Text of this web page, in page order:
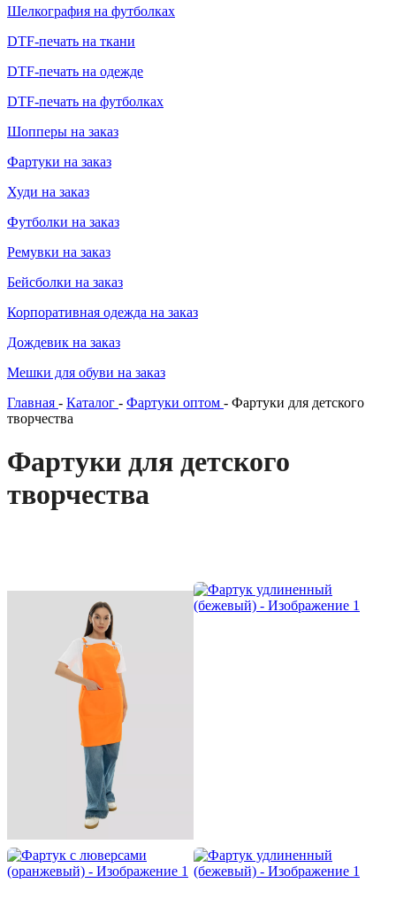
Шелкография на футболках
DTF-печать на ткани
DTF-печать на одежде
DTF-печать на футболках
Шопперы на заказ
Фартуки на заказ
Худи на заказ
Футболки на заказ
Ремувки на заказ
Бейсболки на заказ
Корпоративная одежда на заказ
Дождевик на заказ
Мешки для обуви на заказ
Главная - Каталог - Фартуки оптом - Фартуки для детского
творчества
Фартуки для детского
творчества